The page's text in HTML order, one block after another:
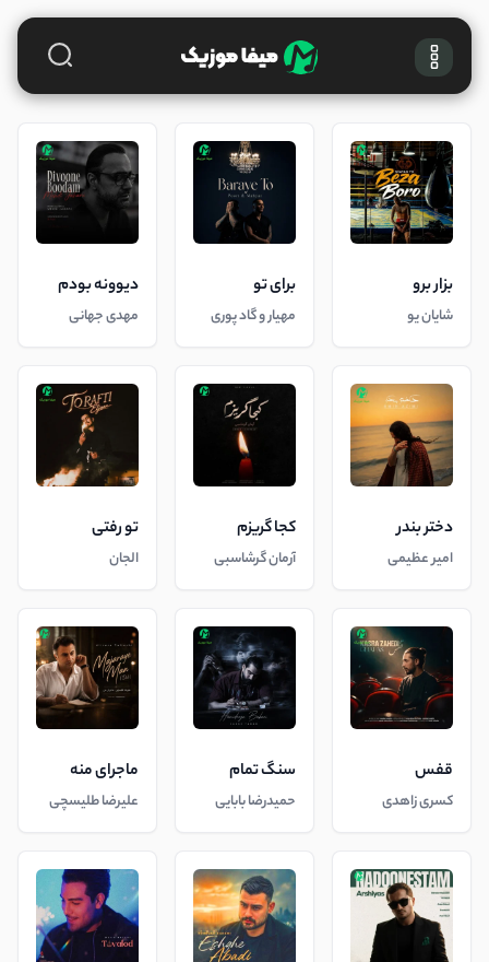
بزار برو
شایان یو
برای تو
مهیار و گاد پوری
دیوونه بودم
مهدی جهانی
دختر بندر
امیر عظیمی
کجا گریزم
آرمان گرشاسبی
تو رفتی
الجان
قفس
کسری زاهدی
سنگ تمام
حمیدرضا بابایی
ماجرای منه
علیرضا طلیسچی